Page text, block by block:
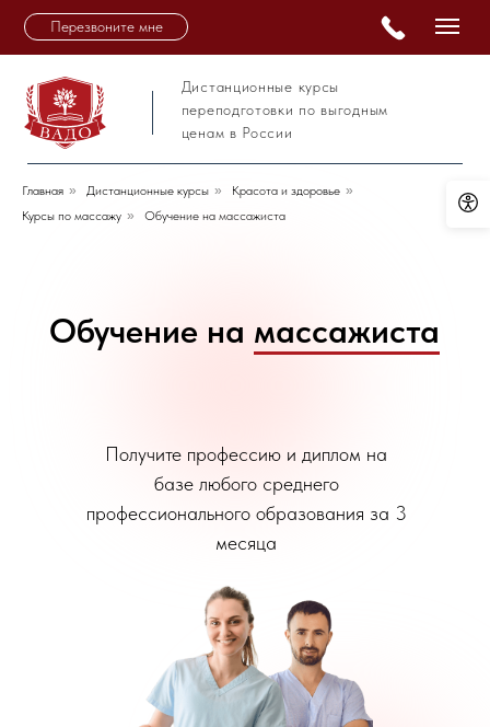
Дистанционные курсы
переподготовки по выгодным
ценам в России
Перезвоните мне
Главная » Дистанционные курсы » Красота и здоровье »
Курсы по массажу » Обучение на массажиста
Обучение на массажиста
Получите профессию и диплом на
базе любого среднего
профессионального образования за 3
месяца